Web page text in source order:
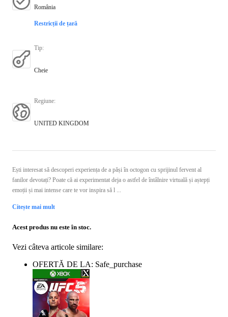
România
Restricții de țară
Tip:
Cheie
Regiune:
UNITED KINGDOM
Ești interesat să descoperi experiența de a păși în octogon cu sprijinul fervent al
fanilor devotați? Poate că ai experimentat deja o astfel de întâlnire virtuală și aștepți
emoții și mai intense care te vor inspira să l ...
Citește mai mult
Acest produs nu este în stoc.
Vezi câteva articole similare:
OFERTĂ DE LA: Safe_purchase